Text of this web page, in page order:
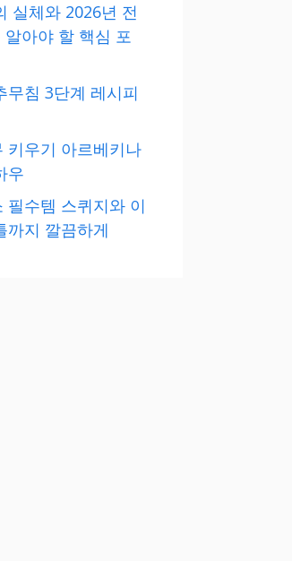
실체와 2026년 전
알아야 할 핵심 포
무침 3단계 레시피
키우기 아르베키나
우
필수템 스퀴지와 이
까지 깔끔하게